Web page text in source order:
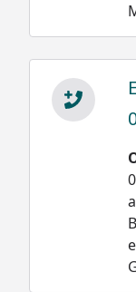
KN/m²